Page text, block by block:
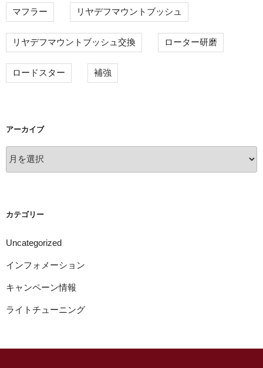
マフラー リヤデフマウントブッシュ
リヤデフマウントブッシュ交換 ローター研磨
ロードスター 補強
アーカイブ
ー
カテゴリー
Uncategorized
インフォメーション
キャンペーン情報
ライトチューニング